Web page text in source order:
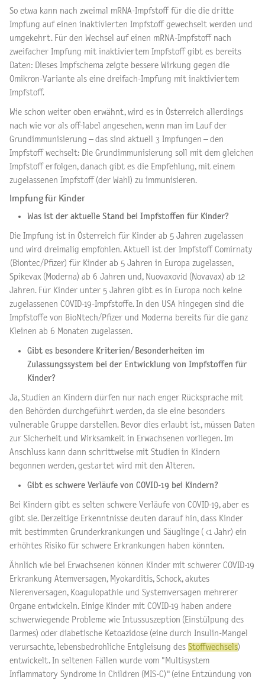
So etwa kann nach zweimal mRNA-Impfstoff für die die dritte
Impfung auf einen inaktivierten Impfstoff gewechselt werden und
umgekehrt. Für den Wechsel auf einen mRNA-Impfstoff nach
zweifacher Impfung mit inaktiviertem Impfstoff gibt es bereits
Daten: Dieses Impfschema zeigte bessere Wirkung gegen die
Omikron-Variante als eine dreifach-Impfung mit inaktiviertem
Impfstoff.
Wie schon weiter oben erwähnt, wird es in Österreich allerdings
nach wie vor als off-label angesehen, wenn man im Lauf der
Grundimmunisierung – das sind aktuell 3 Impfungen – den
Impfstoff wechselt: Die Grundimmunisierung soll mit dem gleichen
Impfstoff erfolgen, danach gibt es die Empfehlung, mit einem
zugelassenen Impfstoff (der Wahl) zu immunisieren.
Impfung für Kinder
Was ist der aktuelle Stand bei Impfstoffen für Kinder?
Die Impfung ist in Österreich für Kinder ab 5 Jahren zugelassen
und wird dreimalig empfohlen. Aktuell ist der Impfstoff Comirnaty
(Biontec/Pfizer) für Kinder ab 5 Jahren in Europa zugelassen,
Spikevax (Moderna) ab 6 Jahren und, Nuovaxovid (Novavax) ab 12
Jahren. Für Kinder unter 5 Jahren gibt es in Europa noch keine
zugelassenen COVID-19-Impfstoffe. In den USA hingegen sind die
Impfstoffe von BioNtech/Pfizer und Moderna bereits für die ganz
Kleinen ab 6 Monaten zugelassen.
Gibt es besondere Kriterien/ Besonderheiten im
Zulassungssystem bei der Entwicklung von Impfstoffen für
Kinder?
Ja, Studien an Kindern dürfen nur nach enger Rücksprache mit
den Behörden durchgeführt werden, da sie eine besonders
vulnerable Gruppe darstellen. Bevor dies erlaubt ist, müssen Daten
zur Sicherheit und Wirksamkeit in Erwachsenen vorliegen. Im
Anschluss kann dann schrittweise mit Studien in Kindern
begonnen werden, gestartet wird mit den Älteren.
Gibt es schwere Verläufe von COVID-19 bei Kindern?
Bei Kindern gibt es selten schwere Verläufe von COVID-19, aber es
gibt sie. Derzeitige Erkenntnisse deuten darauf hin, dass Kinder
mit bestimmten Grunderkrankungen und Säuglinge ( <1 Jahr) ein
erhöhtes Risiko für schwere Erkrankungen haben könnten.
Ähnlich wie bei Erwachsenen können Kinder mit schwerer COVID-19
Erkrankung Atemversagen, Myokarditis, Schock, akutes
Nierenversagen, Koagulopathie und Systemversagen mehrerer
Organe entwickeln. Einige Kinder mit COVID-19 haben andere
schwerwiegende Probleme wie Intussuszeption (Einstülpung des
Darmes) oder diabetische Ketoazidose (eine durch Insulin-Mangel
verursachte, lebensbedrohliche Entgleisung des Stoffwechsels)
entwickelt. In seltenen Fällen wurde vom "Multisystem
Inflammatory Syndrome in Children (MIS-C)" (eine Entzündung von